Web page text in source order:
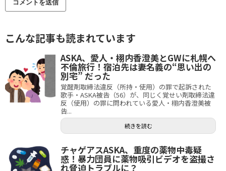
こんな記事も読まれています
ASKA、愛人・栩内香澄美とGWに札幌へ
不倫旅行！宿泊先は妻名義の“思い出の
別宅” だった
覚醒剤取締法違反（所持・使用）の罪で起訴された
歌手・ASKA被告（56）が、同じく覚せい剤取締法違
反（使用）の罪に問われている愛人・栩内香澄美被
告...
続きを読む
チャゲアスASKA、重度の薬物中毒疑
惑！暴力団員に薬物吸引ビデオを盗撮さ
れ脅迫トラブルに？